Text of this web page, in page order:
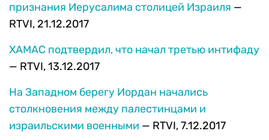
признания Иерусалима столицей Израиля —
RTVI, 21.12.2017
ХАМАС подтвердил, что начал третью интифаду
— RTVI, 13.12.2017
На Западном берегу Иордан начались
столкновения между палестинцами и
израильскими военными — RTVI, 7.12.2017